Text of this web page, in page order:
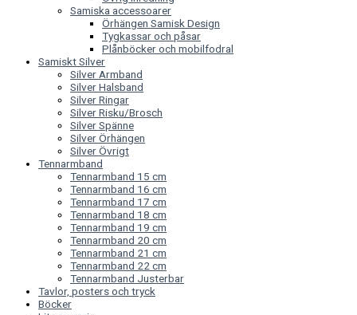
Samiska accessoarer
Örhängen Samisk Design
Tygkassar och påsar
Plånböcker och mobilfodral
Samiskt Silver
Silver Armband
Silver Halsband
Silver Ringar
Silver Risku/Brosch
Silver Spänne
Silver Örhängen
Silver Övrigt
Tennarmband
Tennarmband 15 cm
Tennarmband 16 cm
Tennarmband 17 cm
Tennarmband 18 cm
Tennarmband 19 cm
Tennarmband 20 cm
Tennarmband 21 cm
Tennarmband 22 cm
Tennarmband Justerbar
Tavlor, posters och tryck
Böcker